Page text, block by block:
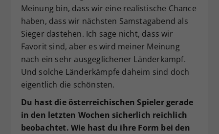
Meinung bin, dass wir eine realistische Chance
haben, dass wir nächsten Samstagabend als
Sieger dastehen. Ich sage nicht, dass wir
Favorit sind, aber es wird meiner Meinung
nach ein sehr ausgeglichener Länderkampf.
Und solche Länderkämpfe daheim sind doch
eigentlich die schönsten.
Du hast die österreichischen Spieler gerade
in den letzten Wochen sicherlich reichlich
beobachtet. Wie hast du ihre Form bei den